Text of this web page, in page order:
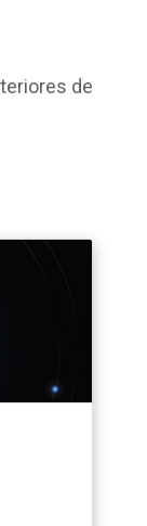
de